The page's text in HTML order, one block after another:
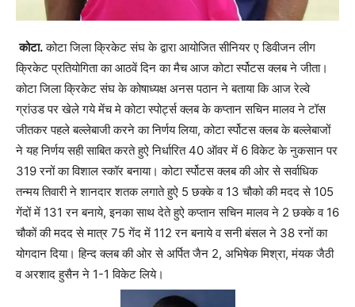
कोटा.कोटा जिला क्रिकेट संघ के द्वारा आयोजित सीनियर ए डिवीजन लीग
क्रिकेट प्रतियोगिता का आठवें दिन का मैच आज कोटा र्स्पोटस क्लब ने जीता।
कोटा जिला क्रिकेट संघ के कोषाध्यक्ष अनस पठान ने बताया कि आज रेल्वे
ग्रांउड पर खेले गये मेंच मे कोटा स्पोर्ट्स क्लब के कप्तान सचिन मालव ने टॉस
जीतकर पहले बल्लेबाजी करने का निर्णय लिया, कोटा र्स्पोटस क्लब के बल्लेबाजों
ने यह निर्णय सही साबित करते हुऐ निर्धारित 40 ऑवर में 6 विकेट के नुकसान पर
319 रनों का विशाल स्कॉर बनाया। कोटा र्स्पोटस क्लब की ओर से सर्वाधिक
तन्मय तिवारी ने शानदार शतक लगाते हुऐ 5 छक्के व 13 चौको की मदद से 105
गेंदों में 131 रन बनाये, इनका साथ देते हुऐ कप्तान सचिन मालव ने 2 छक्के व 16
चौकों की मदद से मात्र 75 गेंद में 112 रन बनाये व सनी बंसल ने 38 रनों का
योगदान दिया। हिन्द क्लब की ओर से अर्पित जैन 2, अभिषेक मिश्रा, मंयक जैठी
व अरशाद हुसैन ने 1-1 विकेट लिये।